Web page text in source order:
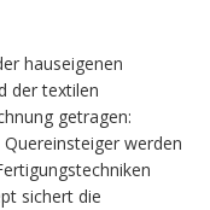
hauseigenen
der textilen
getragen:
werden
sichert die